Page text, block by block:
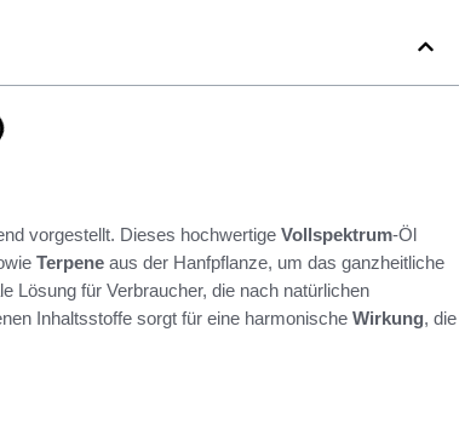
vorgestellt. Dieses hochwertige Vollspektrum-Öl
Terpene aus der Hanfpflanze, um das ganzheitliche
Lösung für Verbraucher, die nach natürlichen
Inhaltsstoffe sorgt für eine harmonische Wirkung, die